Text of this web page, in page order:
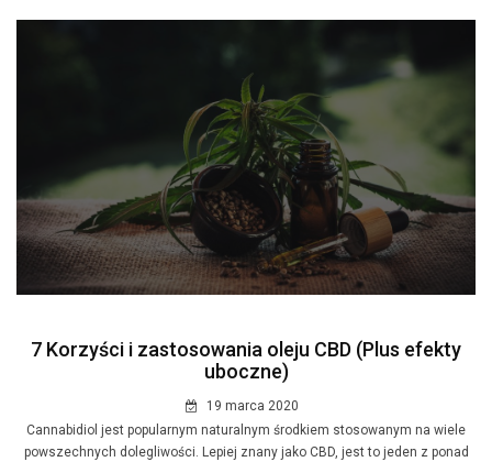
7 Korzyści i zastosowania oleju CBD (Plus efekty
uboczne)
19 marca 2020
Cannabidiol jest popularnym naturalnym środkiem stosowanym na wiele
powszechnych dolegliwości. Lepiej znany jako CBD, jest to jeden z ponad